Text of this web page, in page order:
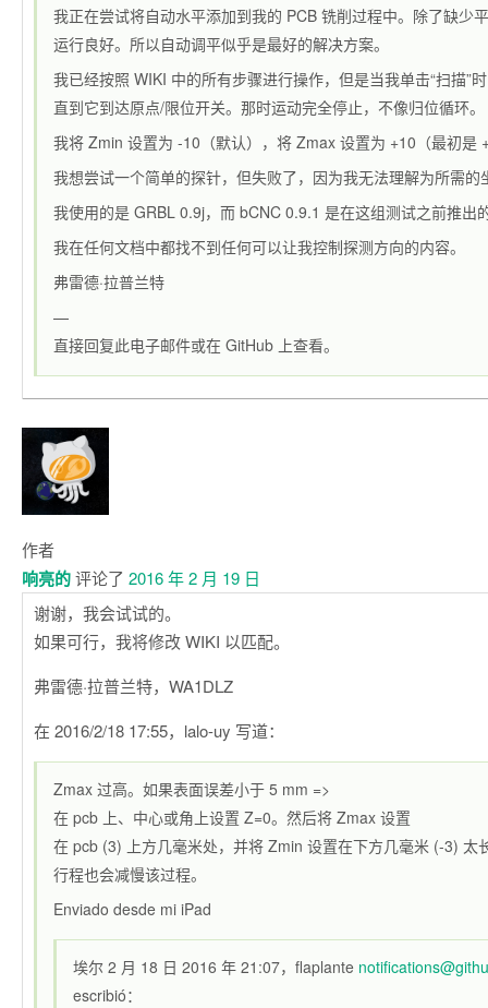
我正在尝试将自动水平添加到我的 PCB 铣削过程中。除了缺少
运行良好。所以自动调平似乎是最好的解决方案。
我已经按照 WIKI 中的所有步骤进行操作，但是当我单击“扫描”
直到它到达原点/限位开关。那时运动完全停止，不像归位循环。
我将 Zmin 设置为 -10（默认），将 Zmax 设置为 +10（最初是
我想尝试一个简单的探针，但失败了，因为我无法理解为所需的
我使用的是 GRBL 0.9j，而 bCNC 0.9.1 是在这组测试之前推出
我在任何文档中都找不到任何可以让我控制探测方向的内容。
弗雷德·拉普兰特
—
直接回复此电子邮件或在 GitHub 上查看。
作者
响亮的评论了 2016 年 2 月 19 日
谢谢，我会试试的。
如果可行，我将修改 WIKI 以匹配。
弗雷德·拉普兰特，WA1DLZ
在 2016/2/18 17:55，lalo-uy 写道：
Zmax 过高。如果表面误差小于 5 mm =>
在 pcb 上、中心或角上设置 Z=0。然后将 Zmax 设置
在 pcb (3) 上方几毫米处，并将 Zmin 设置在下方几毫米 (-3) 太
行程也会减慢该过程。
Enviado desde mi iPad
埃尔 2 月 18 日 2016 年 21:07，flaplante
escribió：